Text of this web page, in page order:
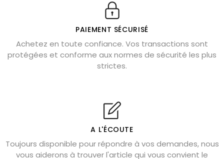
Véritable citrine naturelle non chauffée
Où placer la citrine dans la maison
Cornaline : propriétés magiques
Capricorne : quelles pierres choisir
Shungite : purification et protection
Bagues en labradorite argent 925
Lapis lazuli : propriétés et précautions
PAIEMENT SÉCURISÉ
Achetez en toute confiance. Vos transactions sont
protégées et conforme aux normes de sécurité les plus
strictes.
A L'ÉCOUTE
Toujours disponible pour répondre à vos demandes, nous
vous aiderons à trouver l'article qui vous convient le